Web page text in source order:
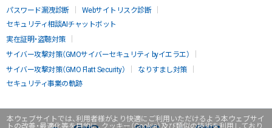
本ウェブサイトでは、利用者様がより快適にご利用いただけるよう本ウェブサイ
トの改善・最適化等を目的に、クッキー（Cookie）及び類似の技術を利用しており
パスワード漏洩診断
Webサイトリスク診断
セキュリティ相談AIチャットボット
実在証明・盗聴対策
サイバー攻撃対策（GMOサイバーセキュリティ byイエラエ）
サイバー攻撃対策（GMO Flatt Security）
なりすまし対策
セキュリティ事業の軌跡